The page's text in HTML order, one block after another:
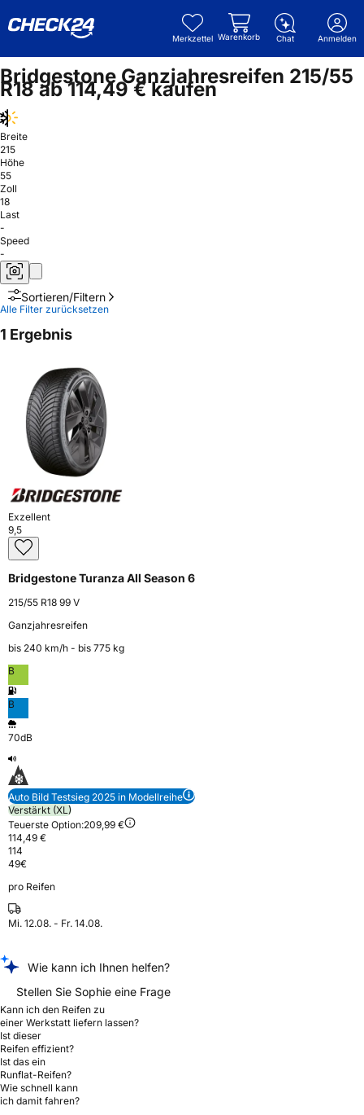
Merkzettel Warenkorb Chat Anmelden
Bridgestone Ganzjahresreifen 215/55
R18 ab 114,49 € kaufen
Breite
215
Höhe
55
Zoll
18
Last
-
Speed
-
Sortieren/Filtern
Alle Filter zurücksetzen
1 Ergebnis
Exzellent
9,5
Bridgestone Turanza All Season 6
215/55 R18 99 V
Ganzjahresreifen
bis 240 km⁠/⁠h - bis 775 kg
B
B
70dB
Auto Bild Testsieg 2025 in Modellreihe
Verstärkt (XL)
Teuerste Option:209,99 €
114,49 €
114
49€
pro Reifen
Mi. 12.08. - Fr. 14.08.
Wie kann ich Ihnen helfen?
Stellen Sie Sophie eine Frage
Kann ich den Reifen zu
einer Werkstatt liefern lassen?
Ist dieser
Reifen effizient?
Ist das ein
Runflat-Reifen?
Wie schnell kann
ich damit fahren?